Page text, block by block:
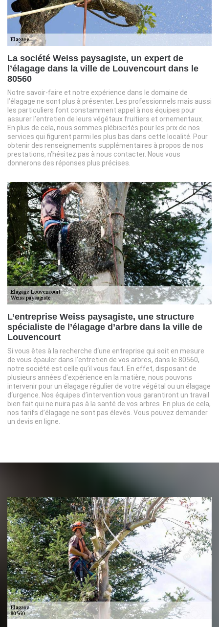
La société Weiss paysagiste, un expert de
l’élagage dans la ville de Louvencourt dans le
80560
Notre savoir-faire et notre expérience dans le domaine de
l’élagage ne sont plus à présenter. Les professionnels mais aussi
les particuliers font constamment appel à nos équipes pour
assurer l’entretien de leurs végétaux fruitiers et ornementaux.
En plus de cela, nous sommes plébiscités pour les prix de nos
services qui figurent parmi les plus bas dans cette localité. Pour
obtenir des renseignements supplémentaires à propos de nos
prestations, n’hésitez pas à nous contacter. Nous vous
donnerons des réponses plus précises.
L’entreprise Weiss paysagiste, une structure
spécialiste de l’élagage d’arbre dans la ville de
Louvencourt
Si vous êtes à la recherche d‘une entreprise qui soit en mesure
de vous épauler dans l’entretien de vos arbres, dans le 80560,
notre société est celle qu’il vous faut. En effet, disposant de
plusieurs années d’expérience en la matière, nous pouvons
intervenir pour un élagage régulier de votre végétal ou un élagage
d‘urgence. Nos équipes d’intervention vous garantiront un travail
bien fait qui ne nuira pas à la santé de vos arbres. En plus de cela,
nos tarifs d’élagage ne sont pas élevés. Vous pouvez demander
un devis en ligne.